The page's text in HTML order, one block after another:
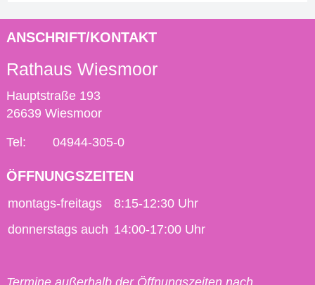
ANSCHRIFT/KONTAKT
Rathaus Wiesmoor
Hauptstraße 193
26639 Wiesmoor
Tel: 04944-305-0
ÖFFNUNGSZEITEN
montags-freitags
8:15-12:30 Uhr
donnerstags auch 14:00-17:00 Uhr
Termine außerhalb der Öffnungszeiten nach